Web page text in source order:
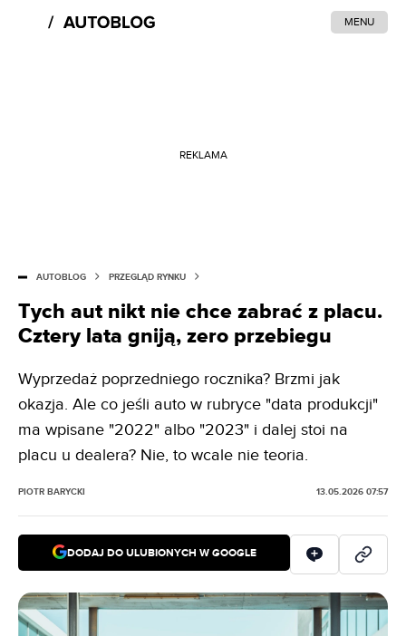
MENU
REKLAMA
AUTOBLOG PRZEGLĄD RYNKU
Tych aut nikt nie chce zabrać z placu.
Cztery lata gniją, zero przebiegu
Wyprzedaż poprzedniego rocznika? Brzmi jak
okazja. Ale co jeśli auto w rubryce "data produkcji"
ma wpisane "2022" albo "2023" i dalej stoi na
placu u dealera? Nie, to wcale nie teoria.
PIOTR BARYCKI 13.05.2026 07:57
DODAJ DO ULUBIONYCH W GOOGLE